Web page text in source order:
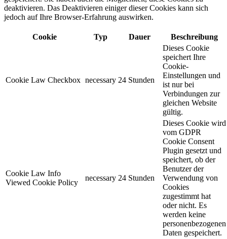
deaktivieren. Das Deaktivieren einiger dieser Cookies kann sich
jedoch auf Ihre Browser-Erfahrung auswirken.
Cookie Typ Dauer Beschreibung
Cookie Law Checkbox necessary 24 Stunden
Dieses Cookie
speichert Ihre
Cookie-
Einstellungen und
ist nur bei
Verbindungen zur
gleichen Website
gültig.
Cookie Law Info
Viewed Cookie Policy
necessary 24 Stunden
Dieses Cookie wird
vom GDPR
Cookie Consent
Plugin gesetzt und
speichert, ob der
Benutzer der
Verwendung von
Cookies
zugestimmt hat
oder nicht. Es
werden keine
personenbezogenen
Daten gespeichert.